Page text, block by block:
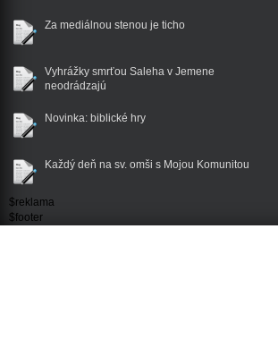
Za mediálnou stenou je ticho
Vyhrážky smrťou Saleha v Jemene
neodrádzajú
Novinka: biblické hry
Každý deň na sv. omši s Mojou Komunitou
$reklama
$footer